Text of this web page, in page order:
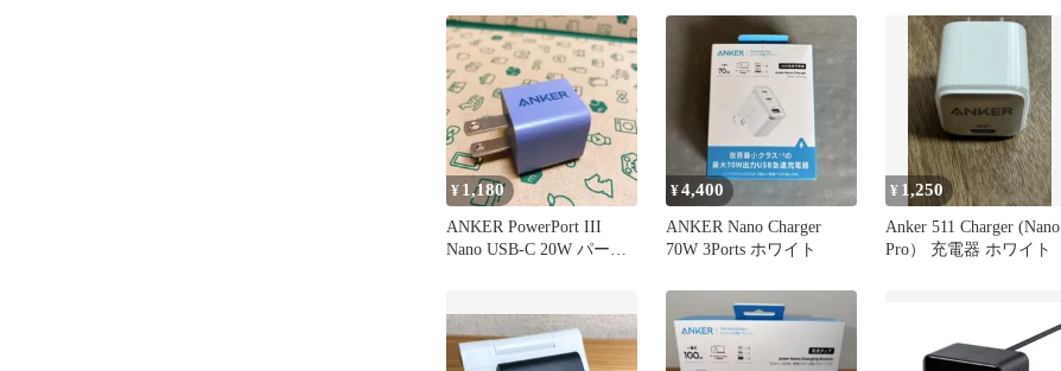
¥ 1,180
ANKER PowerPort III
Nano USB-C 20W パープ
¥4,400
ANKER Nano Charger
70W 3Ports ホワイト
¥ 1,250
Anker 511 Charger (Nano
Pro） 充電器 ホワイト